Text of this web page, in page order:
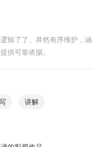
辑了了、井然有序维护，涵
供可靠依据。
讲解